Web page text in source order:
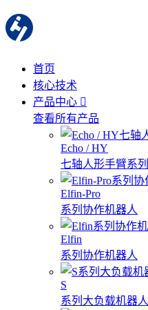
首页
核心技术
产品中心
查看所有产品
Echo / HY
七轴人形手臂系列
Elfin-Pro
系列协作机器人
Elfin
系列协作机器人
S
系列大负载机器人